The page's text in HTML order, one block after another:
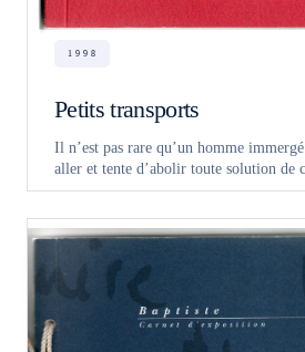
1998
Petits transports
Il n’est pas rare qu’un homme
aller et tente d’abolir toute solution de